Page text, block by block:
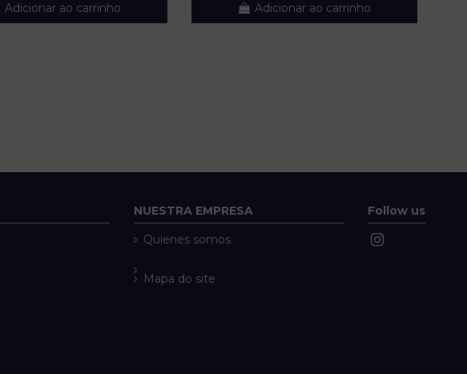
Adicionar ao carrinho Adicionar ao carrinho
NUESTRA EMPRESA
Quienes somos
Mapa do site
Follow us